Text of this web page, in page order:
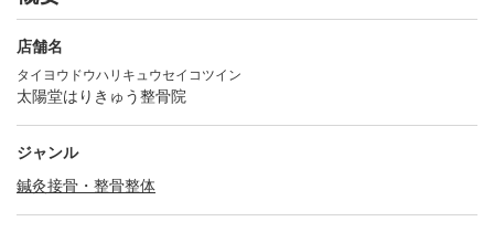
店舗名
タイヨウドウハリキュウセイコツイン
太陽堂はりきゅう整骨院
ジャンル
鍼灸接骨・整骨整体